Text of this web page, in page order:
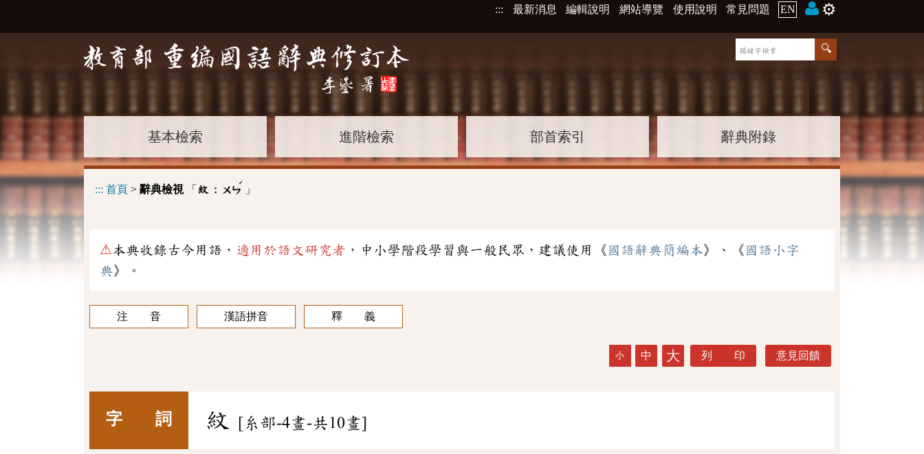
::: 最新消息 編輯說明 網站導覽 使用說明 常見問題 EN ⚙️
基本檢索 進階檢索 部首索引 辭典附錄
::: 首頁 > 辭典檢視「 紋 : ㄨㄣ
ˊ
」
⚠本典收錄古今用語， 適用於語文研究者 ，中小學階段學習與一般民眾，建議使用《 國語辭典簡編本》、《 國語小字
典》。
注 音 漢語拼音 釋 義
小 中 大 列 印 意見回饋
字 詞 紋 [糸部-4畫-共10畫]